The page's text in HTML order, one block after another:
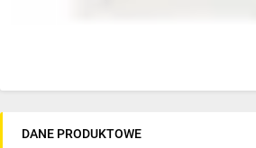
DANE PRODUKTOWE